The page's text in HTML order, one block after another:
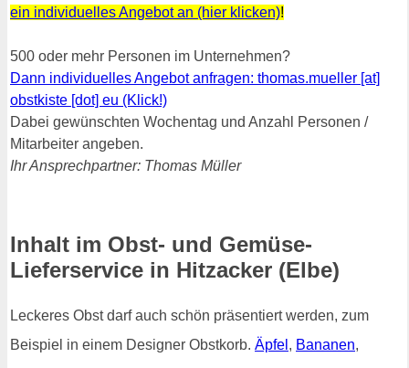
ein individuelles Angebot an (hier klicken)!
500 oder mehr Personen im Unternehmen?
Dann individuelles Angebot anfragen: thomas.mueller [at]
obstkiste [dot] eu (Klick!)
Dabei gewünschten Wochentag und Anzahl Personen /
Mitarbeiter angeben.
Ihr Ansprechpartner: Thomas Müller
Inhalt im Obst- und Gemüse-
Lieferservice in Hitzacker (Elbe)
Leckeres Obst darf auch schön präsentiert werden, zum
Beispiel in einem Designer Obstkorb. Äpfel , Bananen,